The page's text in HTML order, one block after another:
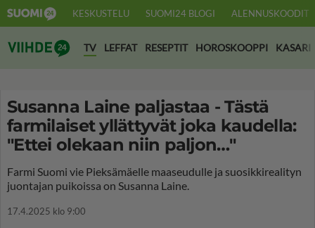
KESKUSTELU SUOMI24 BLOGI ALENNUSKOODIT
Suomi24 Viihde
TV LEFFAT RESEPTIT HOROSKOOPPI KASARI
Susanna Laine paljastaa - Tästä
farmilaiset yllättyvät joka kaudella:
"Ettei olekaan niin paljon…"
Farmi Suomi vie Pieksämäelle maaseudulle ja suosikkirealityn
juontajan puikoissa on Susanna Laine.
17.4.2025 klo 9:00